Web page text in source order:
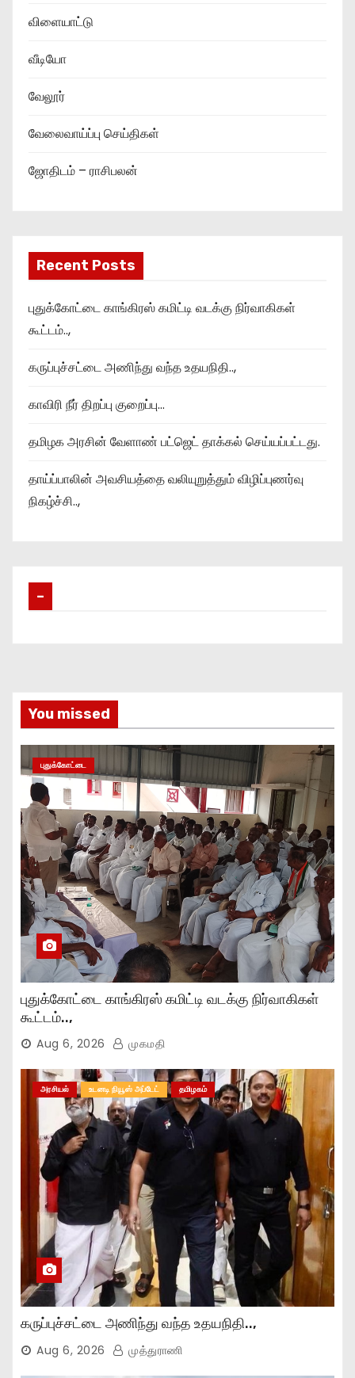
விளையாட்டு
வீடியோ
வேலூர்
வேலைவாய்ப்பு செய்திகள்
ஜோதிடம் – ராசிபலன்
Recent Posts
புதுக்கோட்டை காங்கிரஸ் கமிட்டி வடக்கு நிர்வாகிகள்
கூட்டம்..,
கருப்புச்சட்டை அணிந்து வந்த உதயநிதி..,
காவிரி நீர் திறப்பு குறைப்பு…
தமிழக அரசின் வேளாண் பட்ஜெட் தாக்கல் செய்யப்பட்டது.
தாய்ப்பாலின் அவசியத்தை வலியுறுத்தும் விழிப்புணர்வு
நிகழ்ச்சி..,
–
You missed
புதுக்கோட்டை
புதுக்கோட்டை காங்கிரஸ் கமிட்டி வடக்கு நிர்வாகிகள்
கூட்டம்..,
Aug 6, 2026 முகமதி
அரசியல் உடனடி நியூஸ் அப்டேட் தமிழகம்
கருப்புச்சட்டை அணிந்து வந்த உதயநிதி..,
Aug 6, 2026 முத்துராணி